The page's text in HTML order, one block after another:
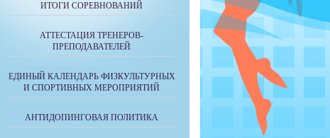
ИТОГИ СОРЕВНОВАНИЙ
АТТЕСТАЦИЯ ТРЕНЕРОВ-
ПРЕПОДАВАТЕЛЕЙ
ЕДИНЫЙ КАЛЕНДАРЬ ФИЗКУЛЬТУРНЫХ
И СПОРТИВНЫХ МЕРОПРИЯТИЙ
АНТИДОПИНГОВАЯ ПОЛИТИКА